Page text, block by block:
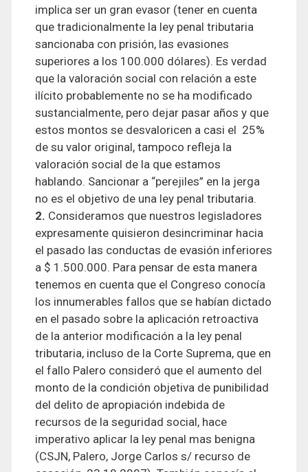
implica ser un gran evasor (tener en cuenta
que tradicionalmente la ley penal tributaria
sancionaba con prisión, las evasiones
superiores a los 100.000 dólares). Es verdad
que la valoración social con relación a este
ilícito probablemente no se ha modificado
sustancialmente, pero dejar pasar años y que
estos montos se desvaloricen a casi el 25%
de su valor original, tampoco refleja la
valoración social de la que estamos
hablando. Sancionar a “perejiles” en la jerga
no es el objetivo de una ley penal tributaria.
2. Consideramos que nuestros legisladores
expresamente quisieron desincriminar hacia
el pasado las conductas de evasión inferiores
a $ 1.500.000. Para pensar de esta manera
tenemos en cuenta que el Congreso conocía
los innumerables fallos que se habían dictado
en el pasado sobre la aplicación retroactiva
de la anterior modificación a la ley penal
tributaria, incluso de la Corte Suprema, que en
el fallo Palero consideró que el aumento del
monto de la condición objetiva de punibilidad
del delito de apropiación indebida de
recursos de la seguridad social, hace
imperativo aplicar la ley penal mas benigna
(CSJN, Palero, Jorge Carlos s/ recurso de